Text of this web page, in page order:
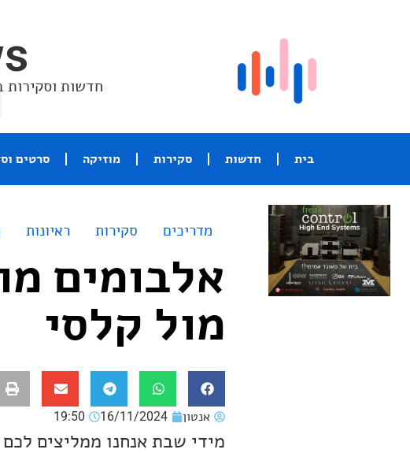
חדשות וסקירות
בית חדשות סקירות מוזיקה סרטים
מדריכים סקירות ראיונות
אלבומים
מול קלסי
אנטון 16/11/2024
19:50
מידי שבת אנחנו ממליצים